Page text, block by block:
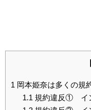
1 岡本姫奈は多くの規
1.1 規約違反① イ